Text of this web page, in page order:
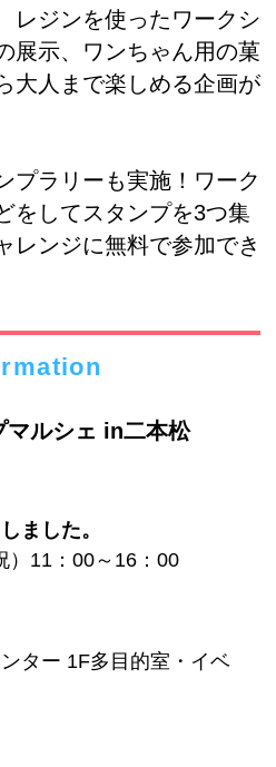
レジンを使ったワークシ
展示、ワンちゃん用の菓
大人まで楽しめる企画が
プラリーも実施！ワーク
をしてスタンプを3つ集
レンジに無料で参加でき
マルシェ in二本松
ました。
）11：00～16：00
ター 1F多目的室・イベ